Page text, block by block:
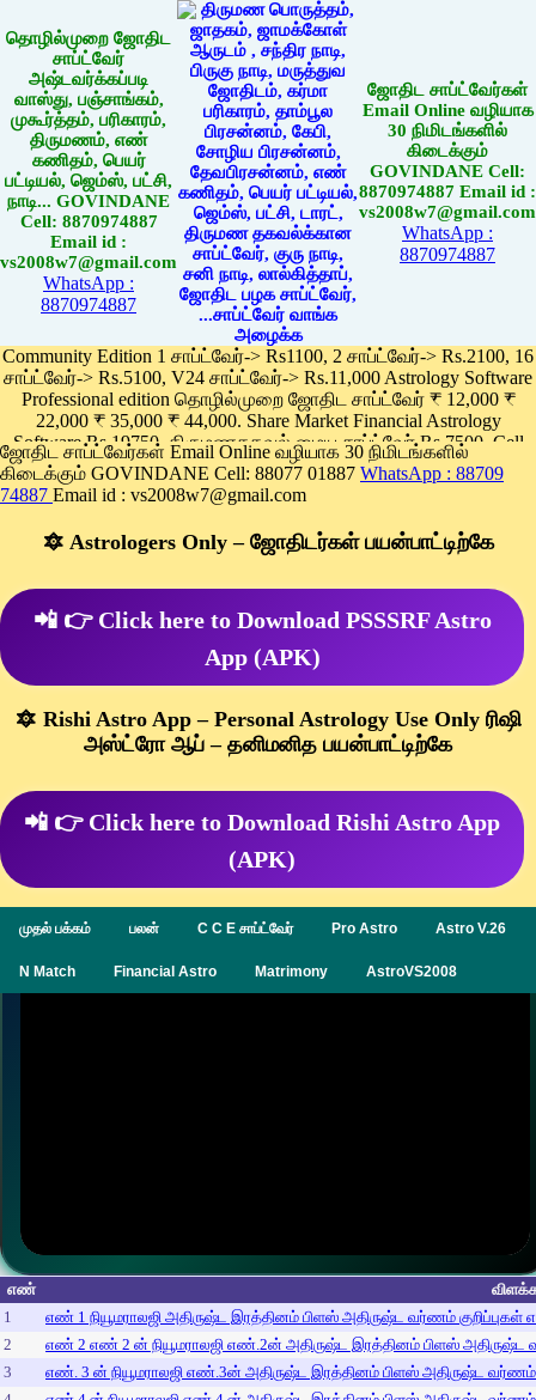
தொழில்முறை ஜோதிட
சாப்ட்வேர்
அஷ்டவர்க்கப்படி
வாஸ்து, பஞ்சாங்கம்,
முகூர்த்தம், பரிகாரம்,
திருமணம், எண்
கணிதம், பெயர்
பட்டியல், ஜெம்ஸ், பட்சி,
நாடி... GOVINDANE
Cell: 8870974887
Email id :
vs2008w7@gmail.com
WhatsApp :
8870974887
ஜோதிட சாப்ட்வேர்கள்
Email Online வழியாக
30 நிமிடங்களில்
கிடைக்கும்
GOVINDANE Cell:
8870974887 Email id :
vs2008w7@gmail.com
WhatsApp :
8870974887
Community Edition 1 சாப்ட்வேர்-> Rs1100, 2 சாப்ட்வேர்-> Rs.2100, 16
சாப்ட்வேர்-> Rs.5100, V24 சாப்ட்வேர்-> Rs.11,000 Astrology Software
Professional edition தொழில்முறை ஜோதிட சாப்ட்வேர் ₹ 12,000 ₹
22,000 ₹ 35,000 ₹ 44,000. Share Market Financial Astrology
Software Rs.19750, திருமணதகவல் மைய சாப்ட்வேர் Rs.7500, Cell
Phone App Rs. 1100
Pay online
ஜோதிட சாப்ட்வேர்கள் Email Online வழியாக 30 நிமிடங்களில்
கிடைக்கும் GOVINDANE Cell: 88077 01887 WhatsApp : 88709
74887 Email id : vs2008w7@gmail.com
🔯 Astrologers Only – ஜோதிடர்கள் பயன்பாட்டிற்கே
📲 👉 Click here to Download PSSSRF Astro
App (APK)
🔯 Rishi Astro App – Personal Astrology Use Only ரிஷி
அஸ்ட்ரோ ஆப் – தனிமனித பயன்பாட்டிற்கே
📲 👉 Click here to Download Rishi Astro App
(APK)
முதல் பக்கம் பலன் C C E சாப்ட்வேர் Pro Astro Astro V.26
N Match Financial Astro Matrimony AstroVS2008
எண்
1
எண் 1 நியூமராலஜி அதிருஷ்ட இரத்தினம் பிளஸ் அதிருஷ்ட வர்ணம்
2
எண் 2 எண் 2 ன் நியூமராலஜி எண்.2ன் அதிருஷ்ட இரத்தினம் பிளஸ் அதிருஷ்ட
3
எண். 3 ன் நியூமராலஜி எண்.3ன் அதிருஷ்ட இரத்தினம் பிளஸ் அதிருஷ்ட வர்ணம்